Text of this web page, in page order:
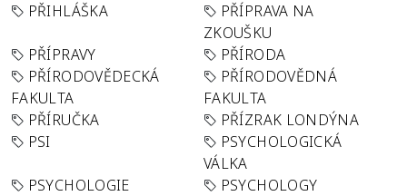
PŘIHLÁŠKA
PŘÍPRAVA NA
ZKOUŠKU
PŘÍPRAVY
PŘÍRODA
PŘÍRODOVĚDECKÁ
FAKULTA
PŘÍRODOVĚDNÁ
FAKULTA
PŘÍRUČKA
PŘÍZRAK LONDÝNA
PSI
PSYCHOLOGICKÁ
VÁLKA
PSYCHOLOGIE
PSYCHOLOGY